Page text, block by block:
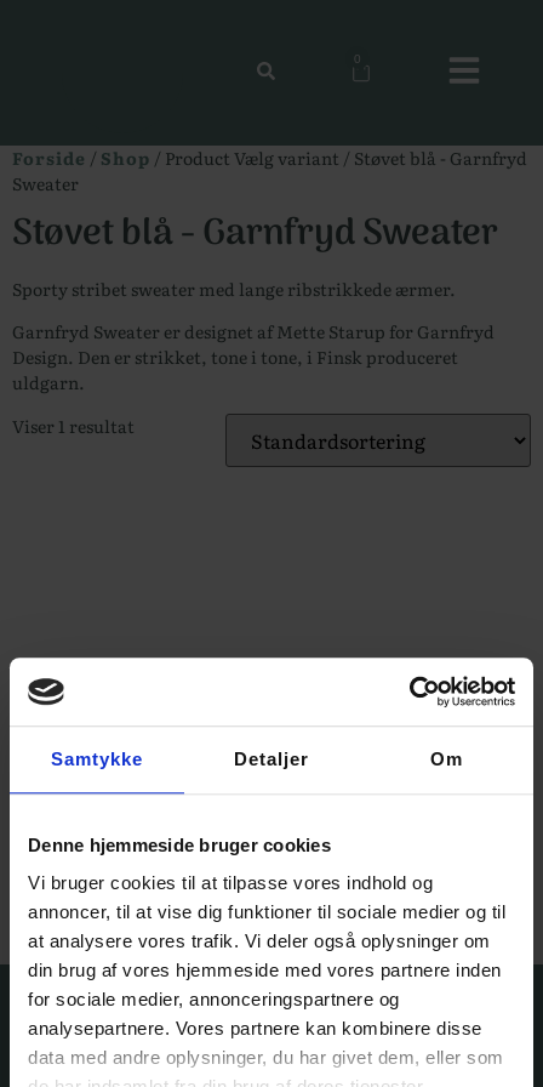
Samtykke Detaljer Om
Denne hjemmeside bruger cookies
Vi bruger cookies til at tilpasse vores indhold og
annoncer, til at vise dig funktioner til sociale medier og til
at analysere vores trafik. Vi deler også oplysninger om
din brug af vores hjemmeside med vores partnere inden
for sociale medier, annonceringspartnere og
analysepartnere. Vores partnere kan kombinere disse
data med andre oplysninger, du har givet dem, eller som
0
Forside / Shop / Product Vælg variant / Støvet blå - Garnfryd
Sweater
Støvet blå - Garnfryd Sweater
Sporty stribet sweater med lange ribstrikkede ærmer.
Garnfryd Sweater er designet af Mette Starup for Garnfryd
Design. Den er strikket, tone i tone, i Finsk produceret
uldgarn.
Viser 1 resultat
Garnfryd Sweater –
strikkekit med opskrift og
840,00 kr. – 1.260,00 kr.
Vælg muligheder